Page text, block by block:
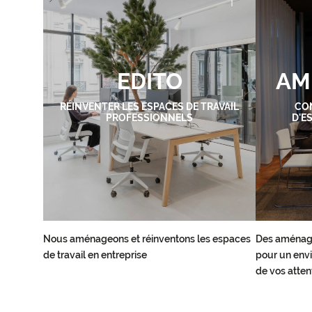
EDITO
RÉINVENTER LES ESPACES DE TRAVAIL
PROFESSIONNELS
Nous aménageons et réinventons les espaces
de travail en entreprise
Des
pour un
de vos